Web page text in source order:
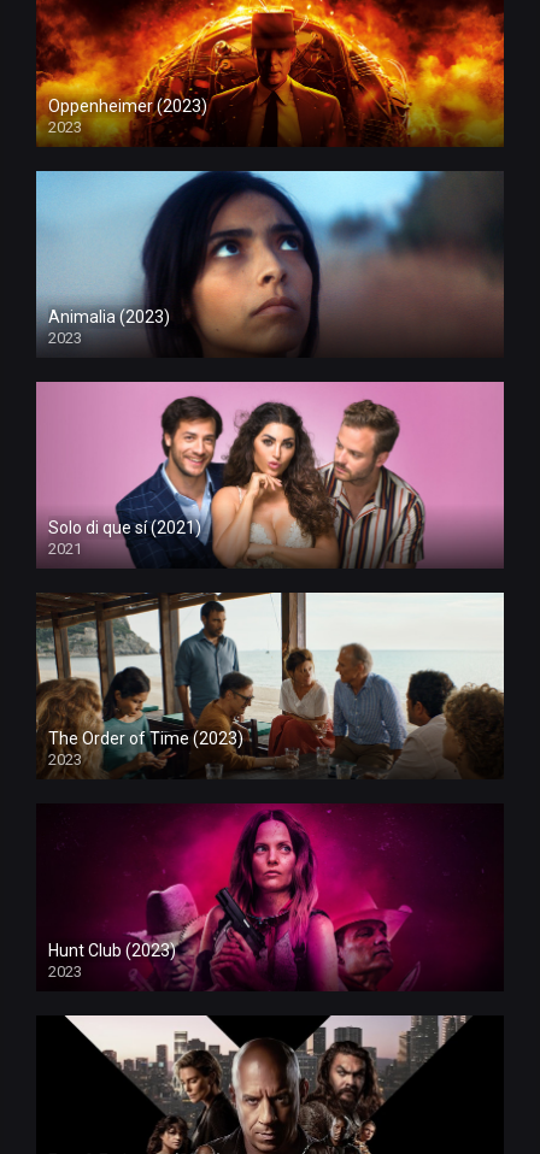
Oppenheimer (2023)
2023
Animalia (2023)
2023
Solo di que sí (2021)
2021
The Order of Time (2023)
2023
Hunt Club (2023)
2023